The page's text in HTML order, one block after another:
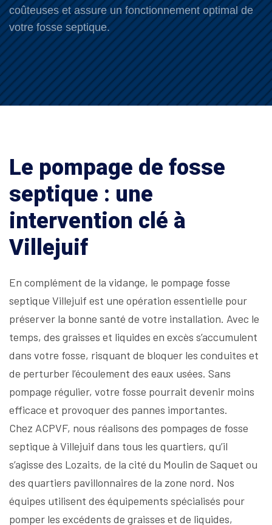
coûteuses et assure un fonctionnement optimal de
votre fosse septique.
Le pompage de fosse
septique : une
intervention clé à
Villejuif
En complément de la vidange, le pompage fosse
septique Villejuif est une opération essentielle pour
préserver la bonne santé de votre installation. Avec le
temps, des graisses et liquides en excès s’accumulent
dans votre fosse, risquant de bloquer les conduites et
de perturber l’écoulement des eaux usées. Sans
pompage régulier, votre fosse pourrait devenir moins
efficace et provoquer des pannes importantes.
Chez ACPVF, nous réalisons des pompages de fosse
septique à Villejuif dans tous les quartiers, qu’il
s’agisse des Lozaits, de la cité du Moulin de Saquet ou
des quartiers pavillonnaires de la zone nord. Nos
équipes utilisent des équipements spécialisés pour
pomper les excédents de graisses et de liquides,